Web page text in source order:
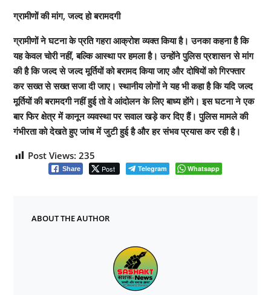
ग्रामीणों की मांग, जल्द हो बरामदगी
ग्रामीणों ने घटना के प्रति गहरा आक्रोश व्यक्त किया है। उनका कहना है कि
यह केवल चोरी नहीं, बल्कि आस्था पर हमला है। उन्होंने पुलिस प्रशासन से मांग
की है कि जल्द से जल्द मूर्तियों को बरामद किया जाए और दोषियों को गिरफ्तार
कर सख्त से सख्त सजा दी जाए। स्थानीय लोगों ने यह भी कहा है कि यदि जल्द
मूर्तियों की बरामदगी नहीं हुई तो वे आंदोलन के लिए बाध्य होंगे। इस घटना ने एक
बार फिर क्षेत्र में कानून व्यवस्था पर सवाल खड़े कर दिए हैं। पुलिस मामले की
गंभीरता को देखते हुए जांच में जुटी हुई है और हर संभव प्रयास कर रही है।
Post Views: 235
Share Post Telegram Whatsapp
ABOUT THE AUTHOR